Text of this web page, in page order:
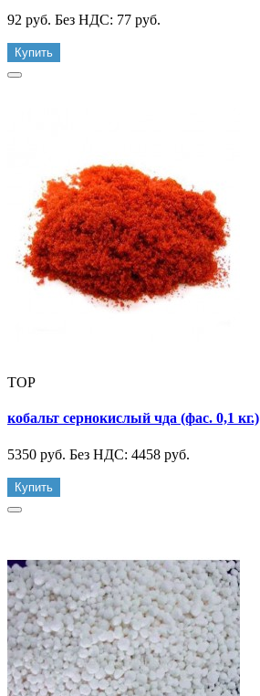
92 руб. Без НДС: 77 руб.
Купить
TOP
кобальт сернокислый чда (фас. 0,1 кг.)
5350 руб. Без НДС: 4458 руб.
Купить